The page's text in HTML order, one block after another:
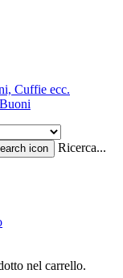
Cuffie ecc.
Ricerca...
nel carrello.